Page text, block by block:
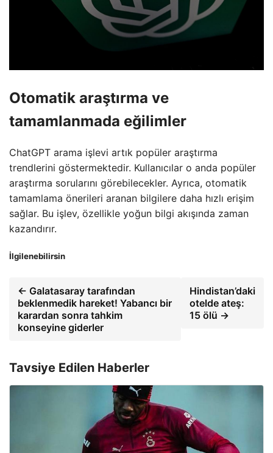
Otomatik araştırma ve
tamamlanmada eğilimler
ChatGPT arama işlevi artık popüler araştırma
trendlerini göstermektedir. Kullanıcılar o anda popüler
araştırma sorularını görebilecekler. Ayrıca, otomatik
tamamlama önerileri aranan bilgilere daha hızlı erişim
sağlar. Bu işlev, özellikle yoğun bilgi akışında zaman
kazandırır.
İlgilenebilirsin
← Galatasaray tarafından
beklenmedik hareket! Yabancı bir
karardan sonra tahkim
konseyine giderler
Hindistan’daki
otelde ateş:
15 ölü →
Tavsiye Edilen Haberler